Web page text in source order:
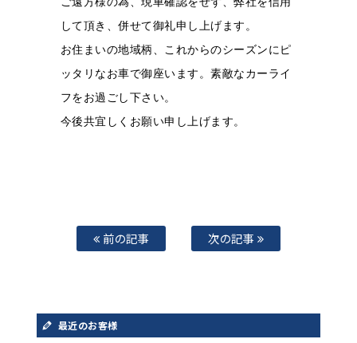
して頂き、併せて御礼申し上げます。
お住まいの地域柄、これからのシーズンにピ
ッタリなお車で御座います。素敵なカーライ
フをお過ごし下さい。
今後共宜しくお願い申し上げます。
前の記事 次の記事
最近のお客様